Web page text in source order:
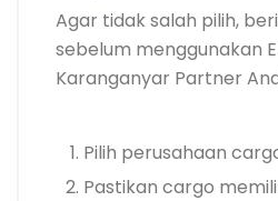
Agar tidak salah pilih,
sebelum menggunakan
Karanganyar Partner
Pilih perusahaan
Pastikan cargo